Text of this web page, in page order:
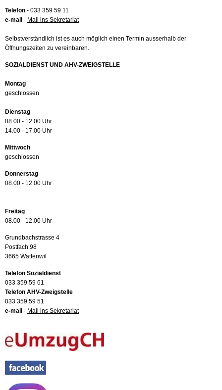
Telefon - 033 359 59 11
e-mail - Mail ins Sekretariat
Selbstverständlich ist es auch möglich einen Termin ausserhalb der
Öffnungszeiten zu vereinbaren.
SOZIALDIENST UND AHV-ZWEIGSTELLE
Montag
geschlossen
Dienstag
08.00 - 12.00 Uhr
14.00 - 17.00 Uhr
Mittwoch
geschlossen
Donnerstag
08.00 - 12.00 Uhr
Freitag
08.00 - 12.00 Uhr
Grundbachstrasse 4
Postfach 98
3665 Wattenwil
Telefon Sozialdienst
033 359 59 61
Telefon AHV-Zweigstelle
033 359 59 51
e-mail - Mail ins Sekretariat